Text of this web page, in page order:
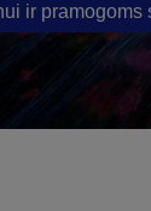
ir pramogoms